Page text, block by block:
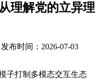
理解党的立异理
发布时间：2026-07-03
打制多模态交互生态